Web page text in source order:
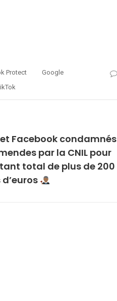
Protect
Google
Facebook condamnés
par la CNIL pour
total de plus de 200